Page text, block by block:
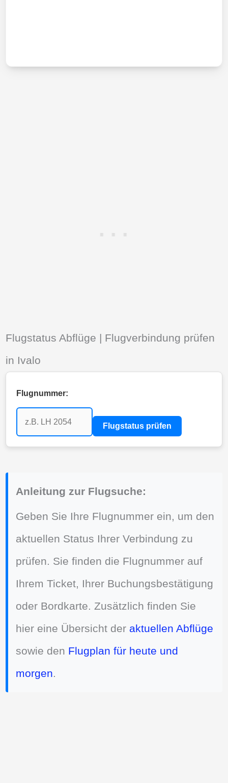
Flugstatus Abflüge | Flugverbindung prüfen
in Ivalo
Flugnummer:
Flugstatus prüfen
Anleitung zur Flugsuche:
Geben Sie Ihre Flugnummer ein, um den
aktuellen Status Ihrer Verbindung zu
prüfen. Sie finden die Flugnummer auf
Ihrem Ticket, Ihrer Buchungsbestätigung
oder Bordkarte. Zusätzlich finden Sie
hier eine Übersicht der aktuellen Abflüge
sowie den Flugplan für heute und
morgen.